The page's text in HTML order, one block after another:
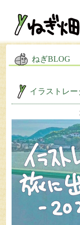
ねぎBLOG
イラストレ